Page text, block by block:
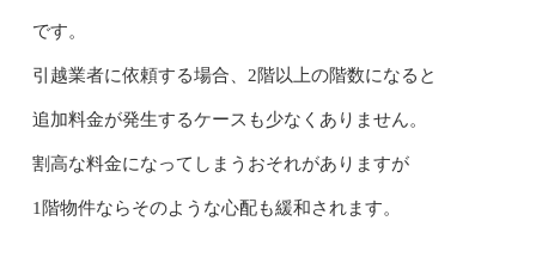
です。
引越業者に依頼する場合、2階以上の階数になると
追加料金が発生するケースも少なくありません。
割高な料金になってしまうおそれがありますが
1階物件ならそのような心配も緩和されます。